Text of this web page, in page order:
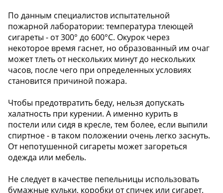
По данным специалистов испытательной
пожарной лаборатории: температура тлеющей
сигареты - от 300° до 600°С. Окурок через
некоторое время гаснет, но образованный им очаг
может тлеть от нескольких минут до нескольких
часов, после чего при определенных условиях
становится причиной пожара.
Чтобы предотвратить беду, нельзя допускать
халатность при курении. А именно курить в
постели или сидя в кресле, тем более, если выпили
спиртное - в таком положении очень легко заснуть.
От непотушенной сигареты может загореться
одежда или мебель.
Не следует в качестве пепельницы использовать
бумажные кульки, коробки от спичек или сигарет.